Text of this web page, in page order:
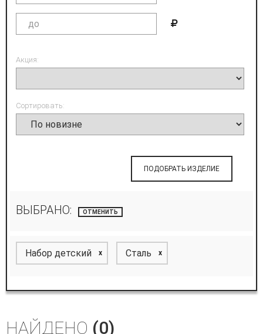
Акция:
Сортировать:
ПОДОБРАТЬ ИЗДЕЛИЕ
ВЫБРАНО: ОТМЕНИТЬ
Набор детский x Сталь x
НАЙДЕНО (0)